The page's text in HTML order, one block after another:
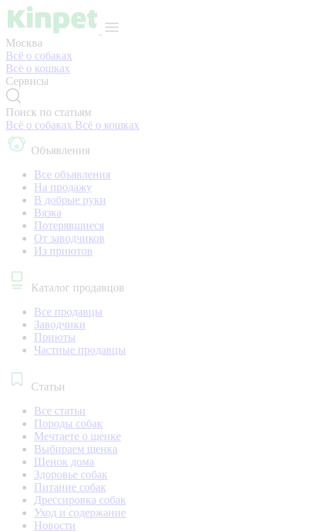
Москва
Всё о собаках
Всё о кошках
Сервисы
Поиск по статьям
Всё о собаках Всё о кошках
Объявления
Все объявления
На продажу
В добрые руки
Вязка
Потерявшиеся
От заводчиков
Из приютов
Каталог продавцов
Все продавцы
Заводчики
Приюты
Частные продавцы
Статьи
Все статьи
Породы собак
Мечтаете о щенке
Выбираем щенка
Щенок дома
Здоровье собак
Питание собак
Дрессировка собак
Уход и содержание
Новости